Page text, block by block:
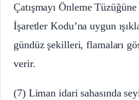
Çatışmayı Önleme
İşaretler Kodu’na uygun
gündüz şekilleri, flamaları
verir.
(7) Liman idari sahasında